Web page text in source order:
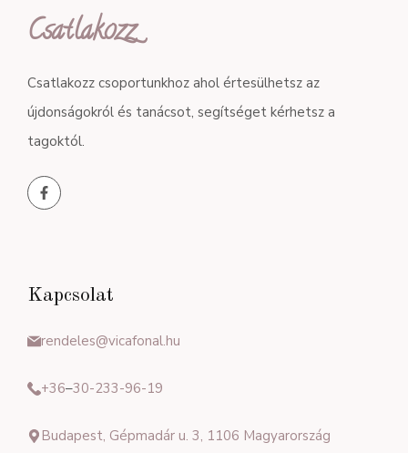
Csatlakozz
Csatlakozz csoportunkhoz ahol értesülhetsz az
újdonságokról és tanácsot, segítséget kérhetsz a
tagoktól.
Kapcsolat
rendeles@vicafonal.hu
+36–30-233-96-19
Budapest, Gépmadár u. 3, 1106 Magyarország